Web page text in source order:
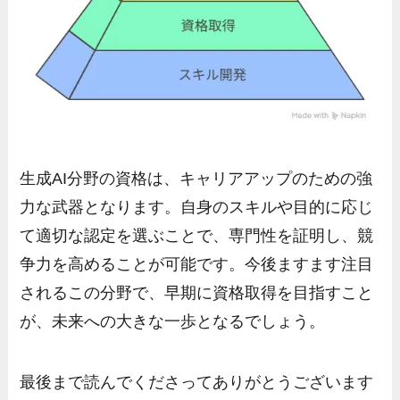
生成AI分野の資格は、キャリアアップのための強
力な武器となります。自身のスキルや目的に応じ
て適切な認定を選ぶことで、専門性を証明し、競
争力を高めることが可能です。今後ますます注目
されるこの分野で、早期に資格取得を目指すこと
が、未来への大きな一歩となるでしょう。
最後まで読んでくださってありがとうございます